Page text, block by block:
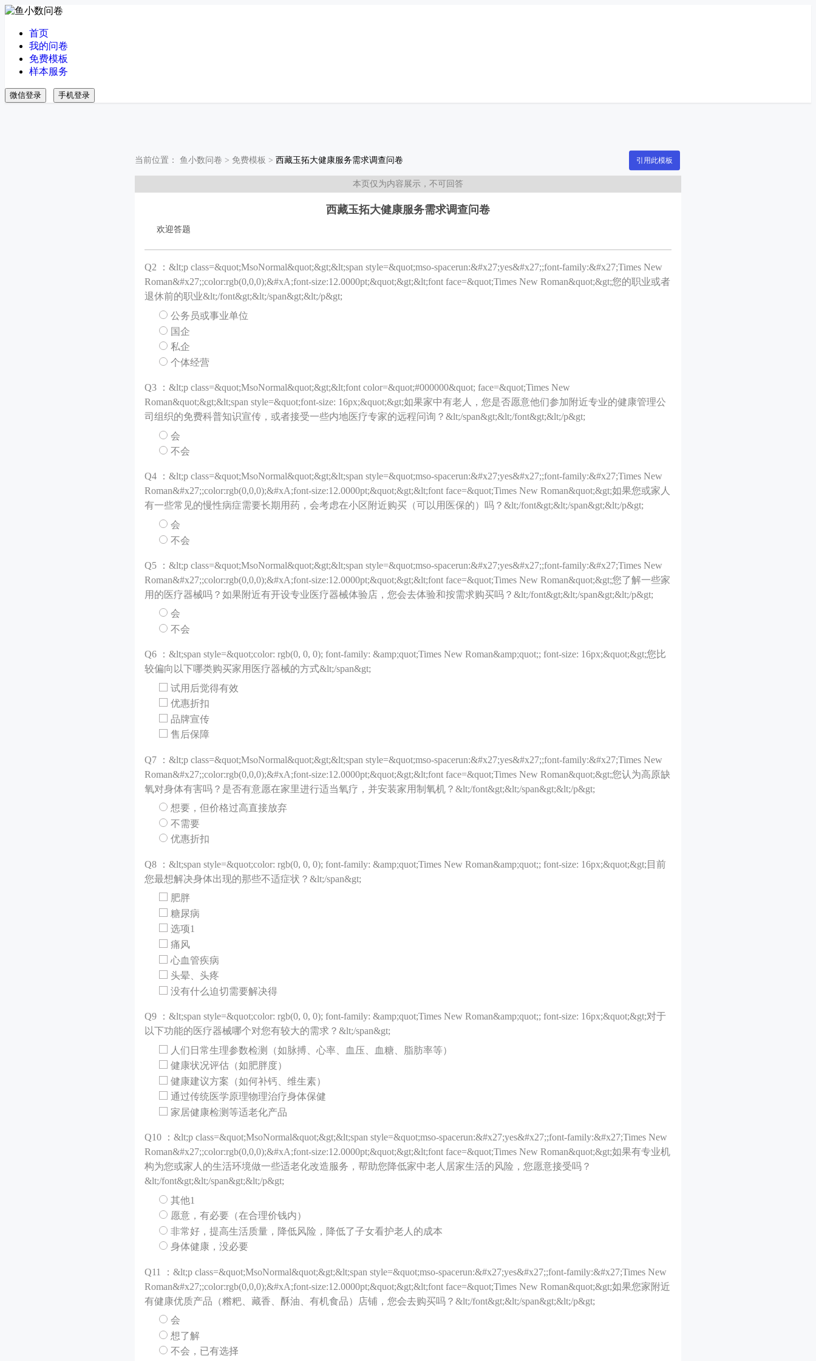
首页
我的问卷
免费模板
样本服务
微信登录 手机登录
当前位置： 鱼小数问卷 > 免费模板 > 西藏玉拓大健康服务需求调查问卷 引用此模板
本页仅为内容展示，不可回答
西藏玉拓大健康服务需求调查问卷
欢迎答题
Q2 ：&lt;p class=&quot;MsoNormal&quot;&gt;&lt;span style=&quot;mso-spacerun:&#x27;yes&#x27;;font-family:&#x27;Times New
Roman&#x27;;color:rgb(0,0,0);&#xA;font-size:12.0000pt;&quot;&gt;&lt;font face=&quot;Times New Roman&quot;&gt;您的职业或者
退休前的职业&lt;/font&gt;&lt;/span&gt;&lt;/p&gt;
公务员或事业单位
国企
私企
个体经营
Q3 ：&lt;p class=&quot;MsoNormal&quot;&gt;&lt;font color=&quot;#000000&quot; face=&quot;Times New
Roman&quot;&gt;&lt;span style=&quot;font-size: 16px;&quot;&gt;如果家中有老人，您是否愿意他们参加附近专业的健康管理公
司组织的免费科普知识宣传，或者接受一些内地医疗专家的远程问询？&lt;/span&gt;&lt;/font&gt;&lt;/p&gt;
会
不会
Q4 ：&lt;p class=&quot;MsoNormal&quot;&gt;&lt;span style=&quot;mso-spacerun:&#x27;yes&#x27;;font-family:&#x27;Times New
Roman&#x27;;color:rgb(0,0,0);&#xA;font-size:12.0000pt;&quot;&gt;&lt;font face=&quot;Times New Roman&quot;&gt;如果您或家人
有一些常见的慢性病症需要长期用药，会考虑在小区附近购买（可以用医保的）吗？&lt;/font&gt;&lt;/span&gt;&lt;/p&gt;
会
不会
Q5 ：&lt;p class=&quot;MsoNormal&quot;&gt;&lt;span style=&quot;mso-spacerun:&#x27;yes&#x27;;font-family:&#x27;Times New
Roman&#x27;;color:rgb(0,0,0);&#xA;font-size:12.0000pt;&quot;&gt;&lt;font face=&quot;Times New Roman&quot;&gt;您了解一些家
用的医疗器械吗？如果附近有开设专业医疗器械体验店，您会去体验和按需求购买吗？&lt;/font&gt;&lt;/span&gt;&lt;/p&gt;
会
不会
Q6 ：&lt;span style=&quot;color: rgb(0, 0, 0); font-family: &amp;quot;Times New Roman&amp;quot;; font-size: 16px;&quot;&gt;您比
较偏向以下哪类购买家用医疗器械的方式&lt;/span&gt;
试用后觉得有效
优惠折扣
品牌宣传
售后保障
Q7 ：&lt;p class=&quot;MsoNormal&quot;&gt;&lt;span style=&quot;mso-spacerun:&#x27;yes&#x27;;font-family:&#x27;Times New
Roman&#x27;;color:rgb(0,0,0);&#xA;font-size:12.0000pt;&quot;&gt;&lt;font face=&quot;Times New Roman&quot;&gt;您认为高原缺
氧对身体有害吗？是否有意愿在家里进行适当氧疗，并安装家用制氧机？&lt;/font&gt;&lt;/span&gt;&lt;/p&gt;
想要，但价格过高直接放弃
不需要
优惠折扣
Q8 ：&lt;span style=&quot;color: rgb(0, 0, 0); font-family: &amp;quot;Times New Roman&amp;quot;; font-size: 16px;&quot;&gt;目前
您最想解决身体出现的那些不适症状？&lt;/span&gt;
肥胖
糖尿病
选项1
痛风
心血管疾病
头晕、头疼
没有什么迫切需要解决得
Q9 ：&lt;span style=&quot;color: rgb(0, 0, 0); font-family: &amp;quot;Times New Roman&amp;quot;; font-size: 16px;&quot;&gt;对于
以下功能的医疗器械哪个对您有较大的需求？&lt;/span&gt;
人们日常生理参数检测（如脉搏、心率、血压、血糖、脂肪率等）
健康状况评估（如肥胖度）
健康建议方案（如何补钙、维生素）
通过传统医学原理物理治疗身体保健
家居健康检测等适老化产品
Q10 ：&lt;p class=&quot;MsoNormal&quot;&gt;&lt;span style=&quot;mso-spacerun:&#x27;yes&#x27;;font-family:&#x27;Times New
Roman&#x27;;color:rgb(0,0,0);&#xA;font-size:12.0000pt;&quot;&gt;&lt;font face=&quot;Times New Roman&quot;&gt;如果有专业机
构为您或家人的生活环境做一些适老化改造服务，帮助您降低家中老人居家生活的风险，您愿意接受吗？
&lt;/font&gt;&lt;/span&gt;&lt;/p&gt;
其他1
愿意，有必要（在合理价钱内）
非常好，提高生活质量，降低风险，降低了子女看护老人的成本
身体健康，没必要
Q11 ：&lt;p class=&quot;MsoNormal&quot;&gt;&lt;span style=&quot;mso-spacerun:&#x27;yes&#x27;;font-family:&#x27;Times New
Roman&#x27;;color:rgb(0,0,0);&#xA;font-size:12.0000pt;&quot;&gt;&lt;font face=&quot;Times New Roman&quot;&gt;如果您家附近
有健康优质产品（糌粑、藏香、酥油、有机食品）店铺，您会去购买吗？&lt;/font&gt;&lt;/span&gt;&lt;/p&gt;
会
想了解
不会，已有选择